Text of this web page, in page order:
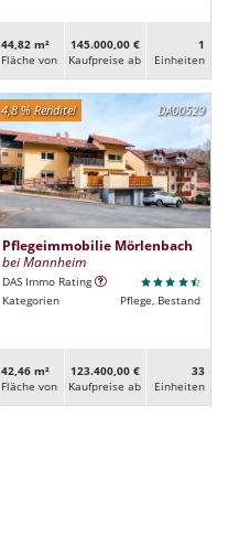
44,82 m²
Fläche von
145.000,00 €
Kaufpreise ab
1
Ein­heiten
DA00529
4,8 % Rendite!
Pflegeimmobilie Mörlenbach
bei Mannheim
DAS Immo Rating
Kategorien
Pflege, Bestand
42,46 m²
Fläche von
123.400,00 €
Kaufpreise ab
33
Ein­heiten